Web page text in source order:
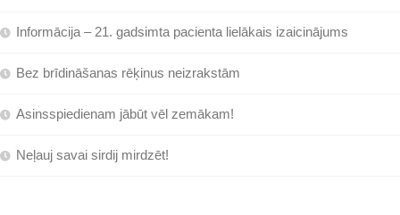
Informācija – 21. gadsimta pacienta lielākais izaicinājums
Bez brīdināšanas rēķinus neizrakstām
Asinsspiedienam jābūt vēl zemākam!
Neļauj savai sirdij mirdzēt!